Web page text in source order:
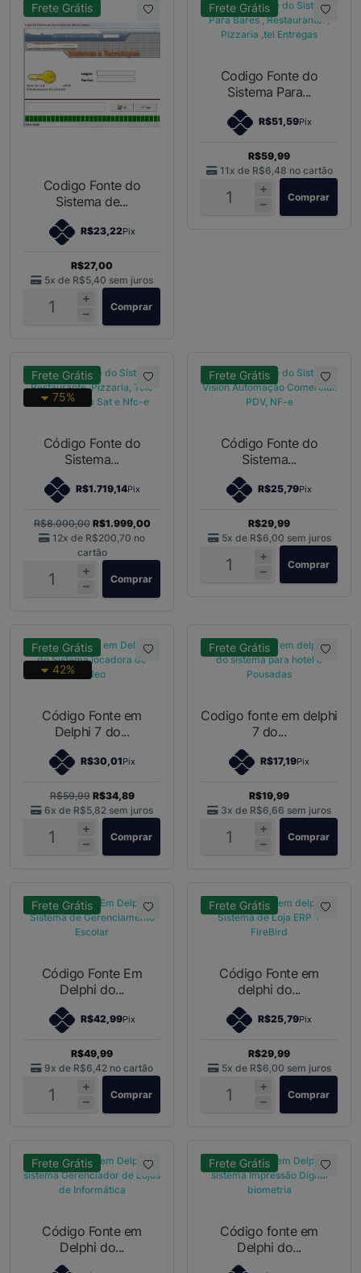
Frete Grátis
Codigo Fonte do
Sistema de...
R$23,22Pix
R$27,00
5x de R$5,40 sem juros
Comprar
Frete Grátis
Codigo Fonte do
Sistema Para...
R$51,59Pix
R$59,99
11x de R$6,48 no cartão
Comprar
Frete Grátis
75%
Código Fonte do
Sistema...
R$1.719,14Pix
R$8.000,00 R$1.999,00
12x de R$200,70 no
cartão
Comprar
Frete Grátis
Código Fonte do
Sistema...
R$25,79Pix
R$29,99
5x de R$6,00 sem juros
Comprar
Frete Grátis
42%
Código Fonte em
Delphi 7 do...
R$30,01Pix
R$59,99 R$34,89
6x de R$5,82 sem juros
Comprar
Frete Grátis
Codigo fonte em delphi
7 do...
R$17,19Pix
R$19,99
3x de R$6,66 sem juros
Comprar
Frete Grátis
Código Fonte Em
Delphi do...
R$42,99Pix
R$49,99
9x de R$6,42 no cartão
Comprar
Frete Grátis
Código Fonte em
delphi do...
R$25,79Pix
R$29,99
5x de R$6,00 sem juros
Comprar
Frete Grátis
Código Fonte em
Delphi do...
Frete Grátis
Código fonte em
Delphi do...